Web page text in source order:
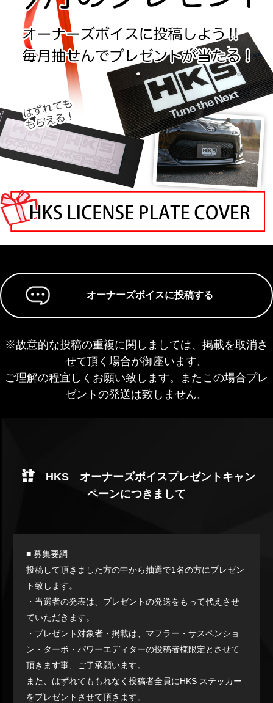
オーナーズボイスに投稿する
※故意的な投稿の重複に関しましては、掲載を取消さ
せて頂く場合が御座います。
ご理解の程宜しくお願い致します。またこの場合プレ
ゼントの発送は致しません。
HKS オーナーズボイスプレゼントキャン
ペーンにつきまして
■ 募集要綱
投稿して頂きました方の中から抽選で1名の方にプレゼン
ト致します。
・当選者の発表は、プレゼントの発送をもって代えさせ
ていただきます。
・プレゼント対象者・掲載は、マフラー・サスペンショ
ン・ターボ・パワーエディターの投稿者様限定とさせて
頂きます事、ご了承願います。
また、はずれてももれなく投稿者全員にHKS ステッカー
をプレゼントさせて頂きます。